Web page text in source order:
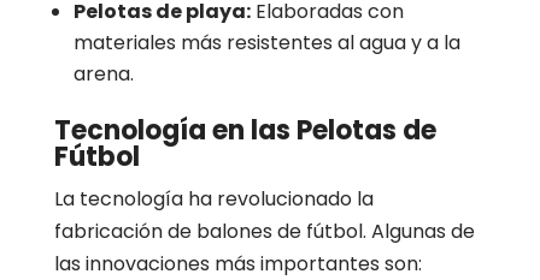
Pelotas de playa:Elaboradas con
materiales más resistentes al agua y a la
arena.
Tecnología en las Pelotas de
Fútbol
La tecnología ha revolucionado la
fabricación de balones de fútbol. Algunas de
las innovaciones más importantes son: